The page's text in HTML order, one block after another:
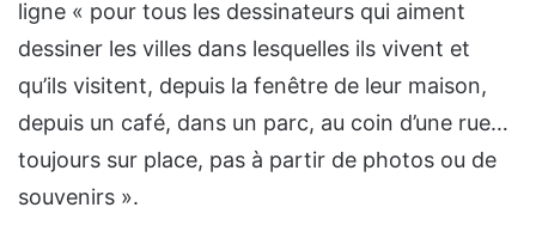
ligne « pour tous les dessinateurs qui aiment
dessiner les villes dans lesquelles ils vivent et
qu’ils visitent, depuis la fenêtre de leur maison,
depuis un café, dans un parc, au coin d’une rue…
toujours sur place, pas à partir de photos ou de
souvenirs ».